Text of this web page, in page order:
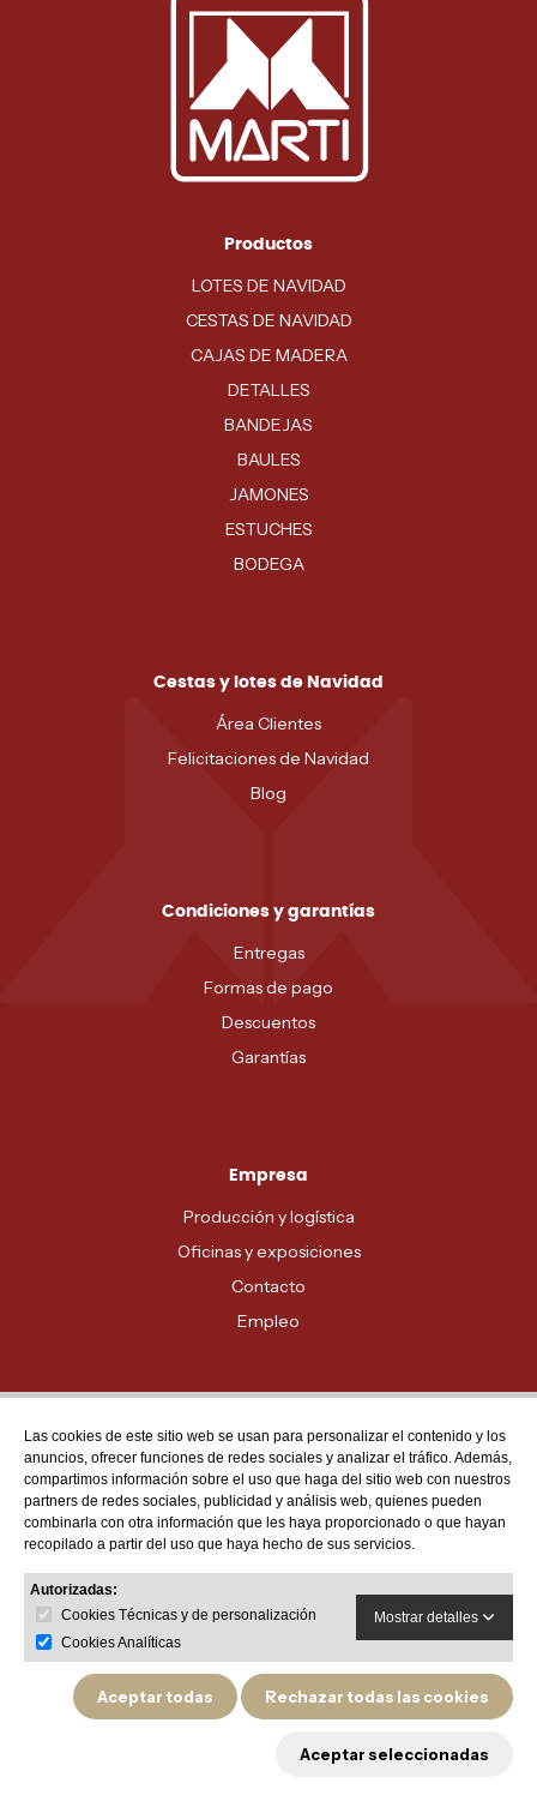
Productos
LOTES DE NAVIDAD
CESTAS DE NAVIDAD
CAJAS DE MADERA
DETALLES
BANDEJAS
BAULES
JAMONES
ESTUCHES
BODEGA
Cestas y lotes de Navidad
Área Clientes
Felicitaciones de Navidad
Blog
Condiciones y garantías
Entregas
Formas de pago
Descuentos
Garantías
Empresa
Producción y logística
Oficinas y exposiciones
Contacto
Empleo
Atención al cliente
MADRID - 91 678 70 70
BARCELONA - 93 635 28 28
VALENCIA - 96 159 71 61
Las cookies de este sitio web se usan para personalizar el contenido y los
anuncios, ofrecer funciones de redes sociales y analizar el tráfico. Además,
compartimos información sobre el uso que haga del sitio web con nuestros
partners de redes sociales, publicidad y análisis web, quienes pueden
combinarla con otra información que les haya proporcionado o que hayan
recopilado a partir del uso que haya hecho de sus servicios.
Autorizadas:
Cookies Técnicas y de personalización
Cookies Analíticas
Mostrar detalles
Aceptar todas Rechazar todas las cookies
Aceptar seleccionadas